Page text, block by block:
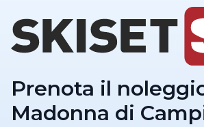
Prenota il
Madonna di